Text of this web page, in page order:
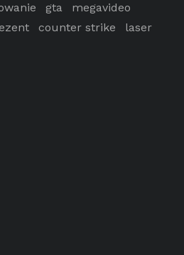
gta
megavideo
counter strike laser